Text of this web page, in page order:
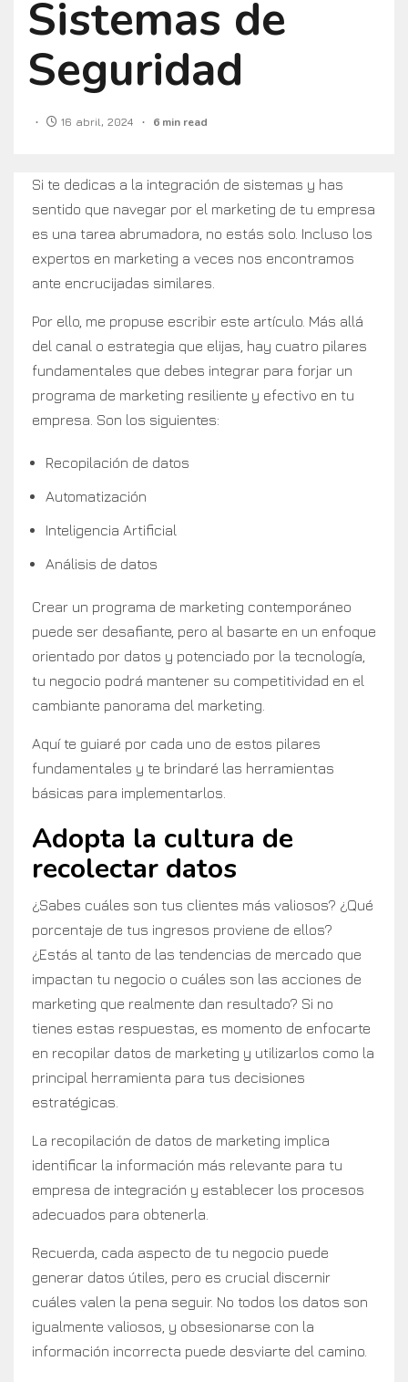
Sistemas de
Seguridad
16 abril, 2024 6 min read
Si te dedicas a la integración de sistemas y has
sentido que navegar por el marketing de tu empresa
es una tarea abrumadora, no estás solo. Incluso los
expertos en marketing a veces nos encontramos
ante encrucijadas similares.
Por ello, me propuse escribir este artículo. Más allá
del canal o estrategia que elijas, hay cuatro pilares
fundamentales que debes integrar para forjar un
programa de marketing resiliente y efectivo en tu
empresa. Son los siguientes:
Recopilación de datos
Automatización
Inteligencia Artificial
Análisis de datos
Crear un programa de marketing contemporáneo
puede ser desafiante, pero al basarte en un enfoque
orientado por datos y potenciado por la tecnología,
tu negocio podrá mantener su competitividad en el
cambiante panorama del marketing.
Aquí te guiaré por cada uno de estos pilares
fundamentales y te brindaré las herramientas
básicas para implementarlos.
Adopta la cultura de
recolectar datos
¿Sabes cuáles son tus clientes más valiosos? ¿Qué
porcentaje de tus ingresos proviene de ellos?
¿Estás al tanto de las tendencias de mercado que
impactan tu negocio o cuáles son las acciones de
marketing que realmente dan resultado? Si no
tienes estas respuestas, es momento de enfocarte
en recopilar datos de marketing y utilizarlos como la
principal herramienta para tus decisiones
estratégicas.
La recopilación de datos de marketing implica
identificar la información más relevante para tu
empresa de integración y establecer los procesos
adecuados para obtenerla.
Recuerda, cada aspecto de tu negocio puede
generar datos útiles, pero es crucial discernir
cuáles valen la pena seguir. No todos los datos son
igualmente valiosos, y obsesionarse con la
información incorrecta puede desviarte del camino.